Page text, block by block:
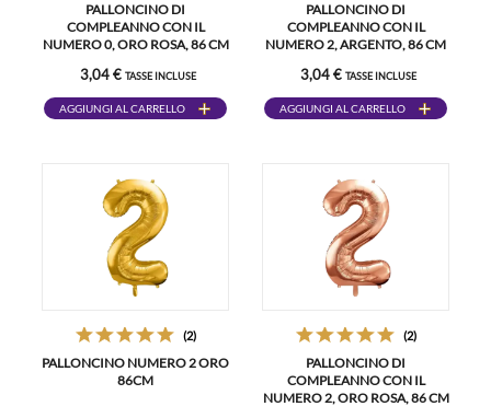
PALLONCINO DI
COMPLEANNO CON IL
NUMERO 0, ORO ROSA, 86 CM
3,04 € TASSE INCLUSE
AGGIUNGI AL CARRELLO
PALLONCINO DI
COMPLEANNO CON IL
NUMERO 2, ARGENTO, 86 CM
3,04 € TASSE INCLUSE
AGGIUNGI AL CARRELLO
(2)
PALLONCINO NUMERO 2 ORO
86CM
(2)
PALLONCINO DI
COMPLEANNO CON IL
NUMERO 2, ORO ROSA, 86 CM